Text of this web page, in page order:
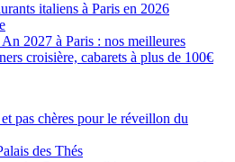
italiens à Paris en 2026
2027 à Paris : nos meilleures
croisière, cabarets à plus de 100€
pas chères pour le réveillon du
des Thés